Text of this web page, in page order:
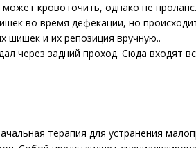
кровоточить, однако не пролапс.
во время дефекации, но
и их репозиция вручную..
через задний проход. Сюда входят
терапия для устранения